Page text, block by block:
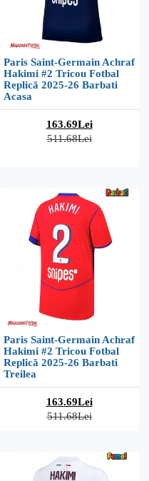
Paris Saint-Germain Achraf
Hakimi #2 Tricou Fotbal
Replică 2025-26 Barbati
Acasa
163.69Lei
511.68Lei
Paris Saint-Germain Achraf
Hakimi #2 Tricou Fotbal
Replică 2025-26 Barbati
Treilea
163.69Lei
511.68Lei